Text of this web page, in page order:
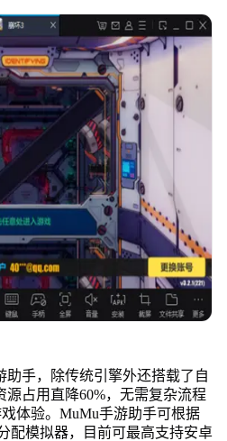
助手，除传统引擎外还搭载了自
源占用直降60%，无需复杂流程
体验。MuMu手游助手可根据
配模拟器，目前可最高支持安卓